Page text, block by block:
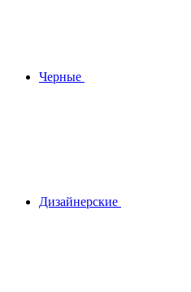
Черные
Дизайнерские